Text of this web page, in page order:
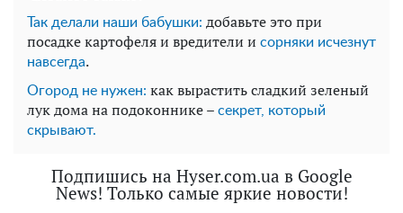
Так делали наши бабушки: добавьте это при
посадке картофеля и вредители и сорняки исчезнут
навсегда.
Огород не нужен: как вырастить сладкий зеленый
лук дома на подоконнике – секрет, который
скрывают.
Подпишись на Hyser.com.ua в Google
News! Только самые яркие новости!